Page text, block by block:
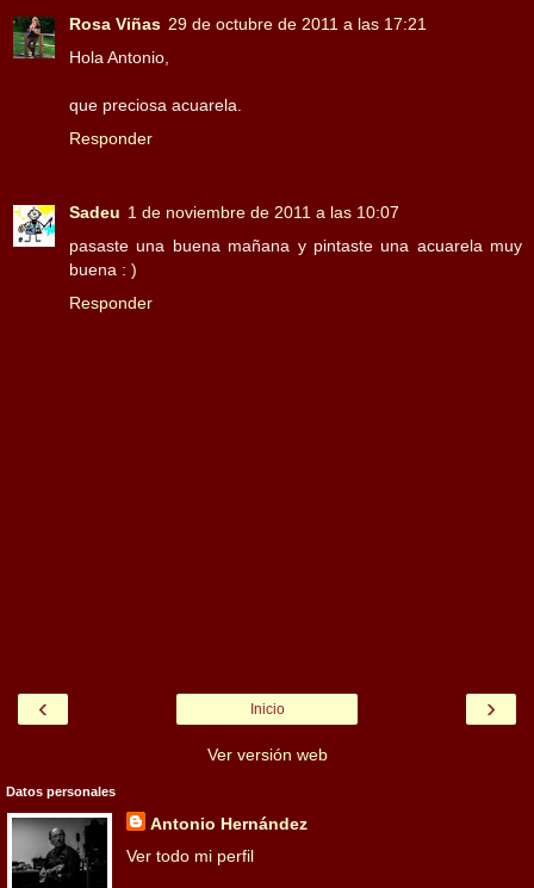
Rosa Viñas 29 de octubre de 2011 a las 17:21
Hola Antonio,
que preciosa acuarela.
Responder
Sadeu 1 de noviembre de 2011 a las 10:07
pasaste una buena mañana y pintaste una acuarela muy
buena : )
Responder
‹ ›
Inicio
Ver versión web
Datos personales
Antonio Hernández
Ver todo mi perfil